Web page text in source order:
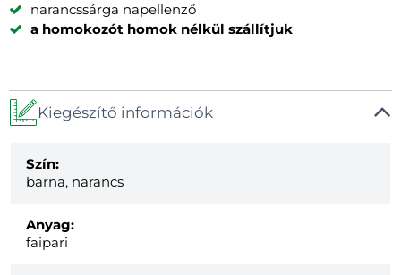
narancssárga napellenző
a homokozót homok nélkül szállítjuk
Kiegészítő információk
Szín:
barna, narancs
Anyag:
faipari